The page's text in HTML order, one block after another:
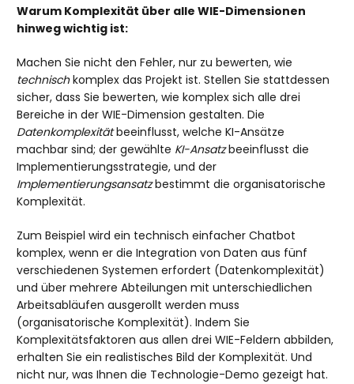
Warum Komplexität über alle WIE-Dimensionen
hinweg wichtig ist:
Machen Sie nicht den Fehler, nur zu bewerten, wie
technischkomplex das Projekt ist. Stellen Sie stattdessen
sicher, dass Sie bewerten, wie komplex sich alle drei
Bereiche in der WIE-Dimension gestalten. Die
Datenkomplexitätbeeinflusst, welche KI-Ansätze
machbar sind; der gewählte KI-Ansatzbeeinflusst die
Implementierungsstrategie, und der
Implementierungsansatzbestimmt die organisatorische
Komplexität.
Zum Beispiel wird ein technisch einfacher Chatbot
komplex, wenn er die Integration von Daten aus fünf
verschiedenen Systemen erfordert (Datenkomplexität)
und über mehrere Abteilungen mit unterschiedlichen
Arbeitsabläufen ausgerollt werden muss
(organisatorische Komplexität). Indem Sie
Komplexitätsfaktoren aus allen drei WIE-Feldern abbilden,
erhalten Sie ein realistisches Bild der Komplexität. Und
nicht nur, was Ihnen die Technologie-Demo gezeigt hat.